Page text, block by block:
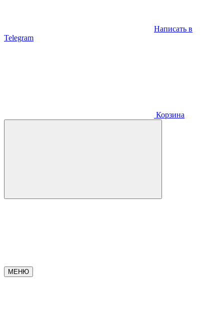
Написать в
Telegram
Корзина
МЕНЮ